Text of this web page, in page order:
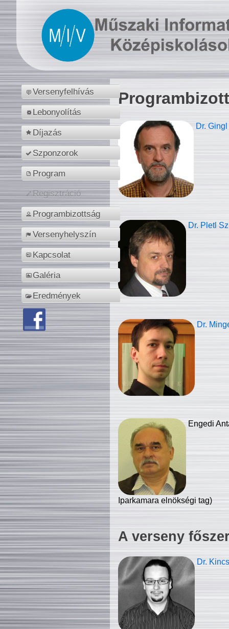
Versenyfelhívás
Lebonyolítás
Díjazás
Szponzorok
Program
Regisztráció
Programbizottság
Versenyhelyszín
Kapcsolat
Galéria
Eredmények
Dr.
Dr. Pletl
Dr.
Engedi
Iparkamara elnökségi tag)
A verseny
Dr.